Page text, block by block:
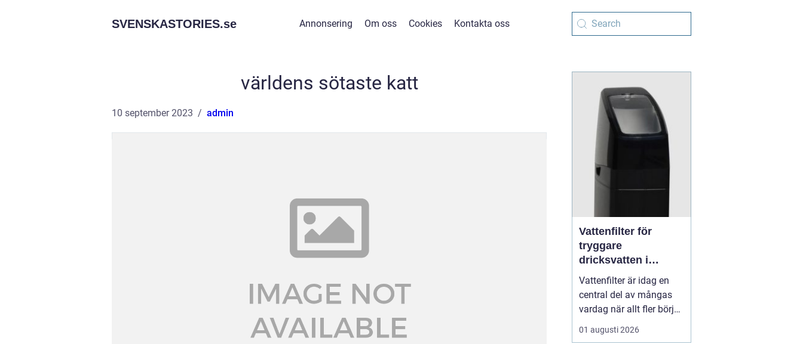
SVENSKASTORIES.se Annonsering Om oss Cookies Kontakta oss
världens sötaste katt
10 september 2023 admin
Vattenfilter för
tryggare
dricksvatten i
vardagen
Vattenfilter är idag en
central del av mångas
vardag när allt fler börjar
fundera på kvaliteten på
vattnet som kommer ur
01 augusti 2026